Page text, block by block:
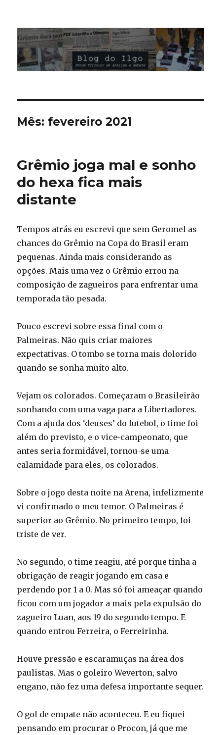
Blog do Ilgo Wink
Mês: fevereiro 2021
Grêmio joga mal e sonho
do hexa fica mais
distante
Tempos atrás eu escrevi que sem Geromel as
chances do Grêmio na Copa do Brasil eram
pequenas. Ainda mais considerando as
opções. Mais uma vez o Grêmio errou na
composição de zagueiros para enfrentar uma
temporada tão pesada.
Pouco escrevi sobre essa final com o
Palmeiras. Não quis criar maiores
expectativas. O tombo se torna mais dolorido
quando se sonha muito alto.
Vejam os colorados. Começaram o Brasileirão
sonhando com uma vaga para a Libertadores.
Com a ajuda dos ‘deuses’ do futebol, o time foi
além do previsto, e o vice-campeonato, que
antes seria formidável, tornou-se uma
calamidade para eles, os colorados.
Sobre o jogo desta noite na Arena, infelizmente
vi confirmado o meu temor. O Palmeiras é
superior ao Grêmio. No primeiro tempo, foi
triste de ver.
No segundo, o time reagiu, até porque tinha a
obrigação de reagir jogando em casa e
perdendo por 1 a 0. Mas só foi ameaçar quando
ficou com um jogador a mais pela expulsão do
zagueiro Luan, aos 19 do segundo tempo. E
quando entrou Ferreira, o Ferreirinha.
Houve pressão e escaramuças na área dos
paulistas. Mas o goleiro Weverton, salvo
engano, não fez uma defesa importante sequer.
O gol de empate não aconteceu. E eu fiquei
pensando em procurar o Procon, já que me